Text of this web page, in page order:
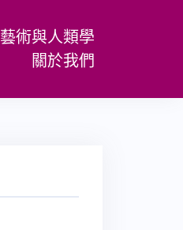
藝術與人類學
關於我們